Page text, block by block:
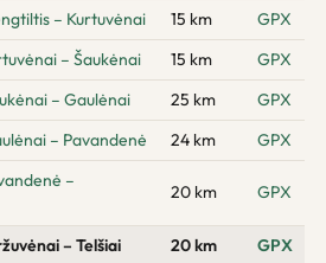
– Kurtuvėnai
15 km
GPX
– Šaukėnai
15 km
GPX
– Gaulėnai
25 km
GPX
– Pavandenė
24 km
GPX
–
20 km GPX
– Telšiai 20 km
GPX